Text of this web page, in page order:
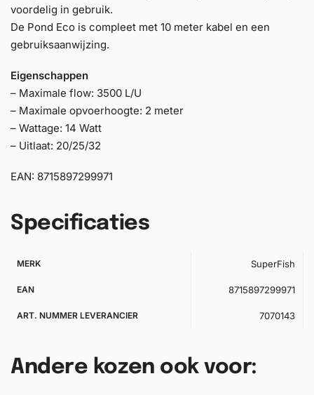
voordelig in gebruik.
De Pond Eco is compleet met 10 meter kabel en een
gebruiksaanwijzing.
Eigenschappen
– Maximale flow: 3500 L/U
– Maximale opvoerhoogte: 2 meter
– Wattage: 14 Watt
– Uitlaat: 20/25/32
EAN: 8715897299971
Specificaties
MERK SuperFish
EAN 8715897299971
ART. NUMMER LEVERANCIER 7070143
Andere kozen ook voor: